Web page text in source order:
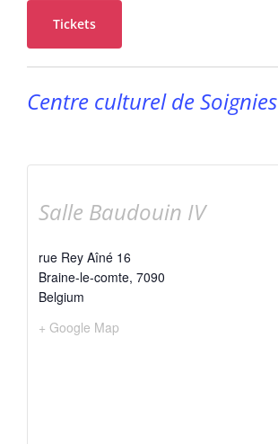
Tickets
Centre culturel de Soignies
Salle Baudouin IV
rue Rey Aîné 16
Braine-le-comte, 7090
Belgium
+ Google Map